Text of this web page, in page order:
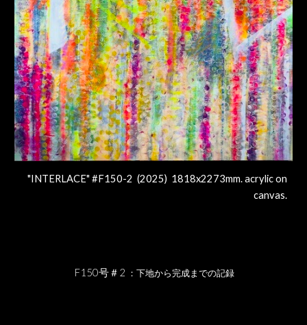
"INTERLACE" #F150-2 (2025) 1818x2273mm. acrylic on
canvas.
F150号＃ 2 ：下地から完成までの記録